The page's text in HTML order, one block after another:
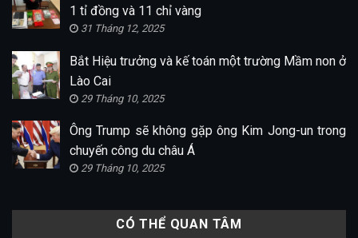
1 tỉ đồng và 11 chỉ vàng
31 Tháng 12, 2025
Bắt Hiệu trưởng và kế toán một trường Mầm non ở
Lào Cai
29 Tháng 10, 2025
Ông Trump sẽ không gặp ông Kim Jong-un trong
chuyến công du châu Á
29 Tháng 10, 2025
CÓ THỂ QUAN TÂM